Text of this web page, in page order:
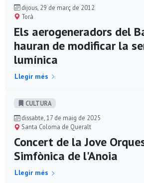
dijous, 29 de març de 2012
Torà
Els aerogeneradors del
hauran de modificar la
lumínica
Llegir més
CULTURA
dissabte, 17 de maig de 2025
Santa Coloma de Queralt
Concert de la Jove
Simfònica de l'Anoia
Llegir més